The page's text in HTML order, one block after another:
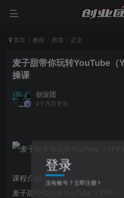
首页 教程 跨境 正文
麦子甜带你玩转YouTube（
操课
创业团
4个月前更新
课程介绍：
麦子甜带你玩转YouTube（YPP
登录
没有账号？立即注册